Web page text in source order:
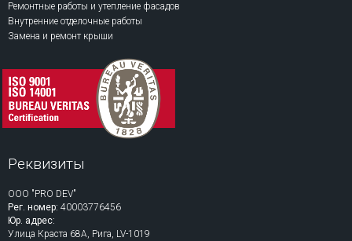
Ремонтные работы и утепление фасадов
Внутренние отделочные работы
Замена и ремонт крыши
Реквизиты
ООО "PRO DEV"
Рег. номер: 40003776456
Юр. адрес:
Улица Краста 68A, Рига, LV-1019